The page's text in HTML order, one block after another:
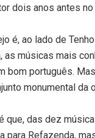
dois anos antes
é, ao lado de
as músicas mais
bom português.
monumental da
que, das dez
para Refazenda,